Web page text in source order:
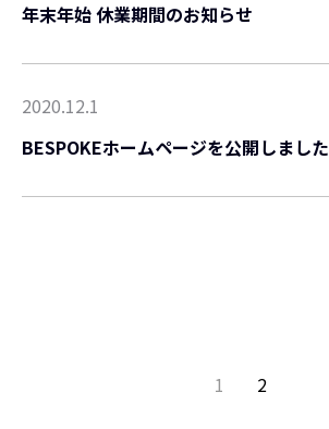
年末年始 休業期間のお知らせ
2020.12.1
BESPOKEホームページを公開しました
1 2